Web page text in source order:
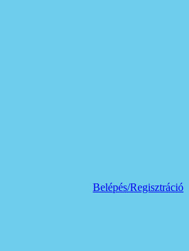
Belépés/Regisztráció